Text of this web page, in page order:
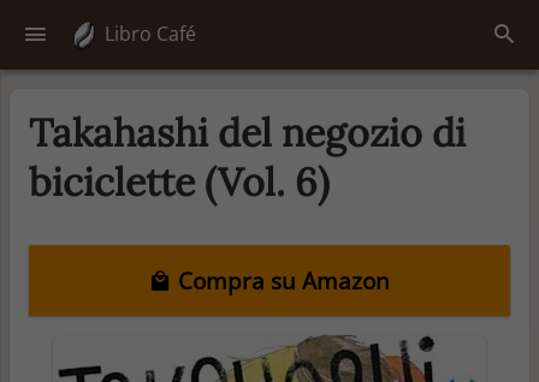
Libro Café
Takahashi del negozio di
biciclette (Vol. 6)
Compra su Amazon